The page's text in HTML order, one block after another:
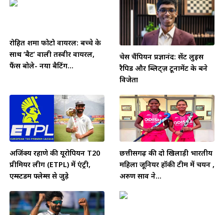
रोहित शर्मा फोटो वायरल: बच्चे के
साथ ‘बैट’ वाली तस्वीर वायरल,
फैंस बोले- नया बैटिंग...
चेस चैंपियन प्रज्ञानंद: सेंट लुइस
रैपिड और ब्लिट्ज़ टूर्नामेंट के बने
विजेता
अजिंक्य रहाणे की यूरोपियन T20
प्रीमियर लीग (ETPL) में एंट्री,
एम्स्टर्डम फ्लेम्स से जुड़े
छत्तीसगढ़ की दो खिलाड़ी भारतीय
महिला जूनियर हॉकी टीम में चयन ,
अरुण साव ने...